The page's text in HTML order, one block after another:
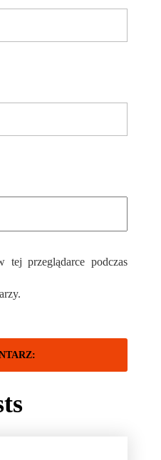
tej przeglądarce podczas